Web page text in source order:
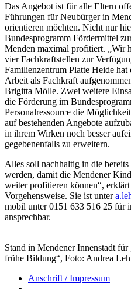
Das Angebot ist für alle Eltern
Führungen für Neubürger in
orientieren möchten. Nicht nur
Bundesprogramm Fördermittel
Menden maximal profitiert. „Wir
vier Fachkraftstellen zur
Familienzentrum Platte Heide
Arbeit als Fachkraft
Brigitta Mölle. Zwei weitere
die Förderung im
Personalressource die
auf bestehenden Angebote
in ihrem Wirken noch besser
gegebenenfalls zu erweitern.
Alles soll nachhaltig in die
werden, damit die Mendener
weiter profitieren können“,
Vorgehensweise. Sie ist unter
mobil unter 0151 633 516 25 für
ansprechbar.
Stand in Mendener Innenstadt
frühe Bildung“, Foto: Andrea
Anschrift / Impressum